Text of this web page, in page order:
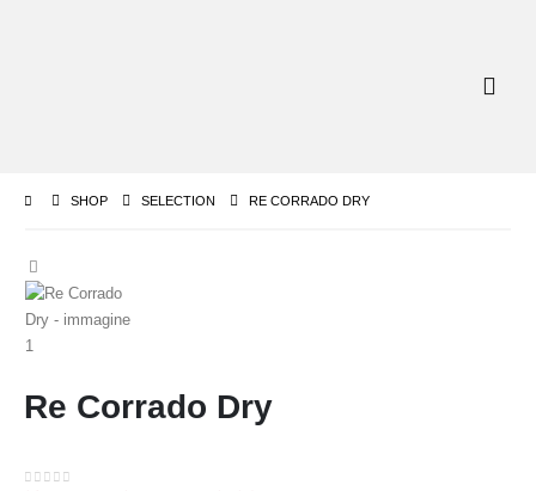
SHOP SELECTION RE CORRADO DRY
Re Corrado Dry